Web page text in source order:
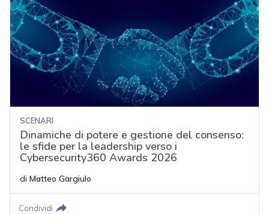
SCENARI
Dinamiche di potere e gestione del consenso:
le sfide per la leadership verso i
Cybersecurity360 Awards 2026
di Matteo Gargiulo
Condividi